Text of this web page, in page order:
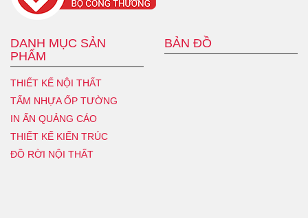
DANH MỤC SẢN
PHẨM
THIẾT KẾ NỘI THẤT
TẤM NHỰA ỐP TƯỜNG
IN ẤN QUẢNG CÁO
THIẾT KẾ KIẾN TRÚC
ĐỒ RỜI NỘI THẤT
BẢN ĐỒ